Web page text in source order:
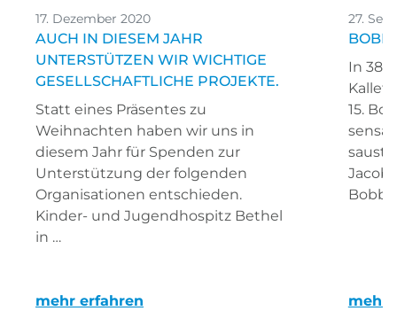
17. Dezember 2020
AUCH IN DIESEM JAHR
UNTERSTÜTZEN WIR WICHTIGE
GESELLSCHAFTLICHE PROJEKTE.
Statt eines Präsentes zu
Weihnachten haben wir uns in
diesem Jahr für Spenden zur
Unterstützung der folgenden
Organisationen entschieden.
Kinder- und Jugendhospitz Bethel
in …
mehr erfahren
27.
In
15.
Bobby
mehr